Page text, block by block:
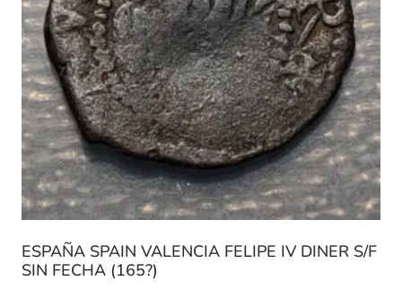
ESPAÑA SPAIN VALENCIA FELIPE IV DINER S/F
SIN FECHA (165?)